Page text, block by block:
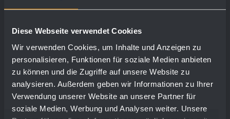
Diese Webseite verwendet Cookies
Wir verwenden Cookies, um Inhalte und Anzeigen zu
personalisieren, Funktionen für soziale Medien anbieten
zu können und die Zugriffe auf unsere Website zu
analysieren. Außerdem geben wir Informationen zu Ihrer
Verwendung unserer Website an unsere Partner für
soziale Medien, Werbung und Analysen weiter. Unsere
Polypropylene, capacità 850 ml.
Peso: 0,1 kg.